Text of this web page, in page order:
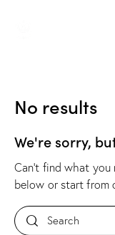
No results
We're sorry,
Can't find what you
below or start from